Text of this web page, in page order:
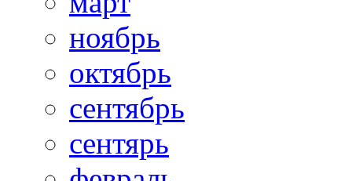
ноябрь
октябрь
сентябрь
сентярь